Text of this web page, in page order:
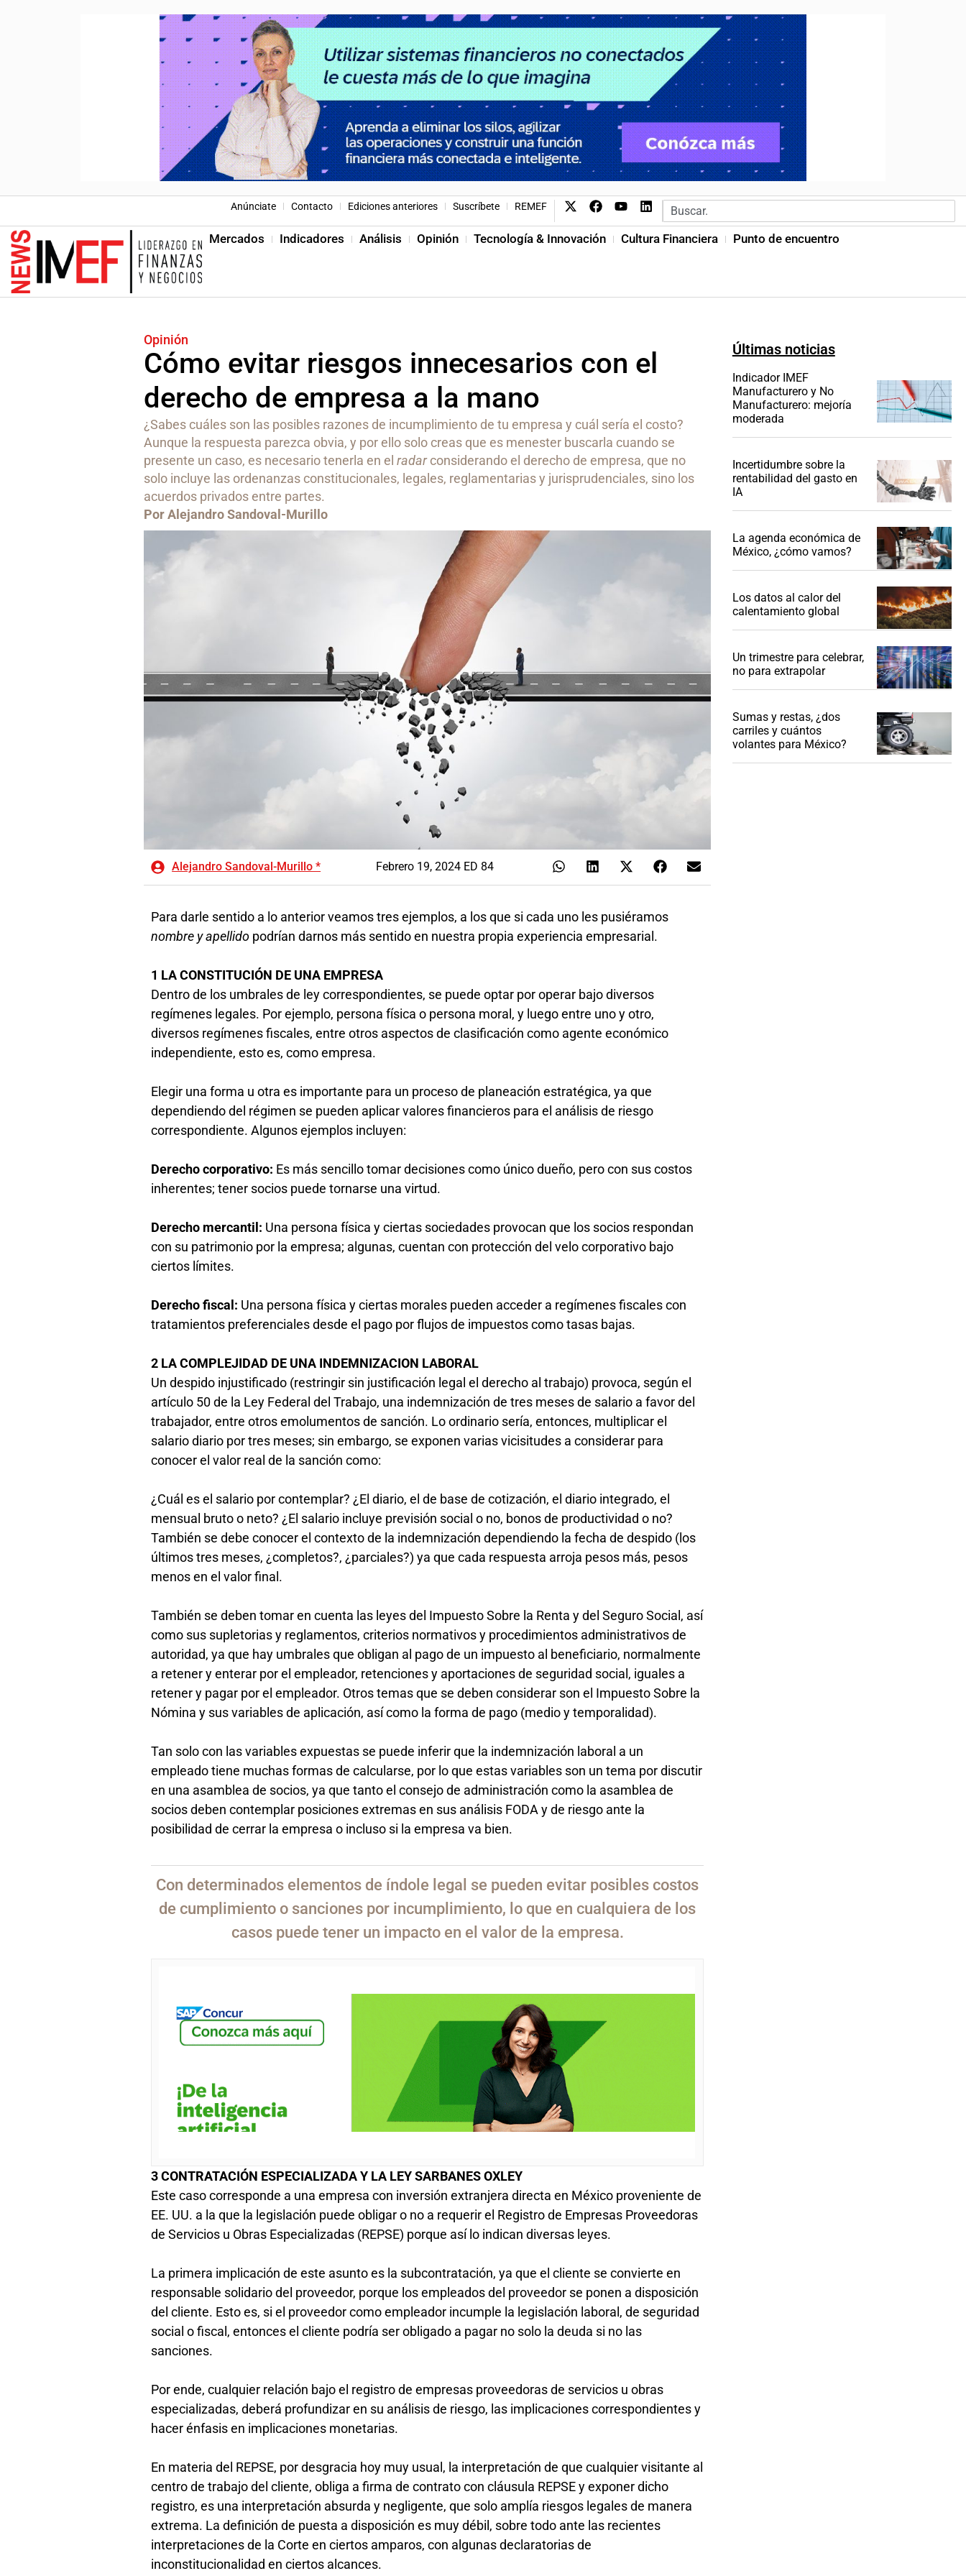
Anúnciate Contacto Ediciones anteriores Suscríbete REMEF
Mercados Indicadores Análisis Opinión Tecnología & Innovación Cultura Financiera Punto de encuentro
Opinión
Cómo evitar riesgos innecesarios con el
derecho de empresa a la mano
¿Sabes cuáles son las posibles razones de incumplimiento de tu empresa y cuál sería el costo?
Aunque la respuesta parezca obvia, y por ello solo creas que es menester buscarla cuando se
presente un caso, es necesario tenerla en elradarconsiderando el derecho de empresa, que no
solo incluye las ordenanzas constitucionales, legales, reglamentarias y jurisprudenciales, sino los
acuerdos privados entre partes.
Por Alejandro Sandoval-Murillo
Alejandro Sandoval-Murillo * Febrero 19, 2024 ED 84
Para darle sentido a lo anterior veamos tres ejemplos, a los que si cada uno les pusiéramos
nombre y apellido podrían darnos más sentido en nuestra propia experiencia empresarial.
1 LA CONSTITUCIÓN DE UNA EMPRESA
Dentro de los umbrales de ley correspondientes, se puede optar por operar bajo diversos
regímenes legales. Por ejemplo, persona física o persona moral, y luego entre uno y otro,
diversos regímenes fiscales, entre otros aspectos de clasificación como agente económico
independiente, esto es, como empresa.
Elegir una forma u otra es importante para un proceso de planeación estratégica, ya que
dependiendo del régimen se pueden aplicar valores financieros para el análisis de riesgo
correspondiente. Algunos ejemplos incluyen:
Derecho corporativo: Es más sencillo tomar decisiones como único dueño, pero con sus costos
inherentes; tener socios puede tornarse una virtud.
Derecho mercantil: Una persona física y ciertas sociedades provocan que los socios respondan
con su patrimonio por la empresa; algunas, cuentan con protección del velo corporativo bajo
ciertos límites.
Derecho fiscal: Una persona física y ciertas morales pueden acceder a regímenes fiscales con
tratamientos preferenciales desde el pago por flujos de impuestos como tasas bajas.
2 LA COMPLEJIDAD DE UNA INDEMNIZACION LABORAL
Un despido injustificado (restringir sin justificación legal el derecho al trabajo) provoca, según el
artículo 50 de la Ley Federal del Trabajo, una indemnización de tres meses de salario a favor del
trabajador, entre otros emolumentos de sanción. Lo ordinario sería, entonces, multiplicar el
salario diario por tres meses; sin embargo, se exponen varias vicisitudes a considerar para
conocer el valor real de la sanción como:
¿Cuál es el salario por contemplar? ¿El diario, el de base de cotización, el diario integrado, el
mensual bruto o neto? ¿El salario incluye previsión social o no, bonos de productividad o no?
También se debe conocer el contexto de la indemnización dependiendo la fecha de despido (los
últimos tres meses, ¿completos?, ¿parciales?) ya que cada respuesta arroja pesos más, pesos
menos en el valor final.
También se deben tomar en cuenta las leyes del Impuesto Sobre la Renta y del Seguro Social, así
como sus supletorias y reglamentos, criterios normativos y procedimientos administrativos de
autoridad, ya que hay umbrales que obligan al pago de un impuesto al beneficiario, normalmente
a retener y enterar por el empleador, retenciones y aportaciones de seguridad social, iguales a
retener y pagar por el empleador. Otros temas que se deben considerar son el Impuesto Sobre la
Nómina y sus variables de aplicación, así como la forma de pago (medio y temporalidad).
Tan solo con las variables expuestas se puede inferir que la indemnización laboral a un
empleado tiene muchas formas de calcularse, por lo que estas variables son un tema por discutir
en una asamblea de socios, ya que tanto el consejo de administración como la asamblea de
socios deben contemplar posiciones extremas en sus análisis FODA y de riesgo ante la
posibilidad de cerrar la empresa o incluso si la empresa va bien.
Con determinados elementos de índole legal se pueden evitar posibles costos
de cumplimiento o sanciones por incumplimiento, lo que en cualquiera de los
casos puede tener un impacto en el valor de la empresa.
3 CONTRATACIÓN ESPECIALIZADA Y LA LEY SARBANES OXLEY
Este caso corresponde a una empresa con inversión extranjera directa en México proveniente de
EE. UU. a la que la legislación puede obligar o no a requerir el Registro de Empresas Proveedoras
de Servicios u Obras Especializadas (REPSE) porque así lo indican diversas leyes.
La primera implicación de este asunto es la subcontratación, ya que el cliente se convierte en
responsable solidario del proveedor, porque los empleados del proveedor se ponen a disposición
del cliente. Esto es, si el proveedor como empleador incumple la legislación laboral, de seguridad
social o fiscal, entonces el cliente podría ser obligado a pagar no solo la deuda si no las
sanciones.
Por ende, cualquier relación bajo el registro de empresas proveedoras de servicios u obras
especializadas, deberá profundizar en su análisis de riesgo, las implicaciones correspondientes y
hacer énfasis en implicaciones monetarias.
En materia del REPSE, por desgracia hoy muy usual, la interpretación de que cualquier visitante al
centro de trabajo del cliente, obliga a firma de contrato con cláusula REPSE y exponer dicho
registro, es una interpretación absurda y negligente, que solo amplía riesgos legales de manera
extrema. La definición de puesta a disposición es muy débil, sobre todo ante las recientes
interpretaciones de la Corte en ciertos amparos, con algunas declaratorias de
inconstitucionalidad en ciertos alcances.
Últimas noticias
Indicador IMEF
Manufacturero y No
Manufacturero: mejoría
moderada
Incertidumbre sobre la
rentabilidad del gasto en
IA
La agenda económica de
México, ¿cómo vamos?
Los datos al calor del
calentamiento global
Un trimestre para celebrar,
no para extrapolar
Sumas y restas, ¿dos
carriles y cuántos
volantes para México?